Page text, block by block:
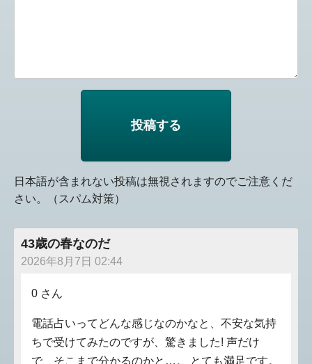
日本語が含まれない投稿は無視されますのでご注意くだ
さい。（スパム対策）
43歳の春なのだ
2026年8月7日 02:44
0 さん
電話占いってどんな感じなのかなと、不安な気持
ちで受けてみたのですが、驚きました! 声だけ
で、そこまで分かるのかと…。 とても満足です。